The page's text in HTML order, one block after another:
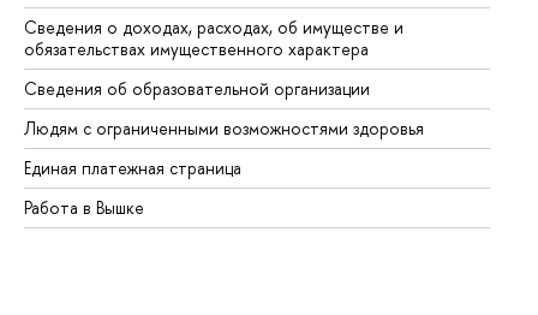
Сведения о доходах, расходах, об имуществе и
обязательствах имущественного характера
Сведения об образовательной организации
Людям с ограниченными возможностями здоровья
Единая платежная страница
Работа в Вышке